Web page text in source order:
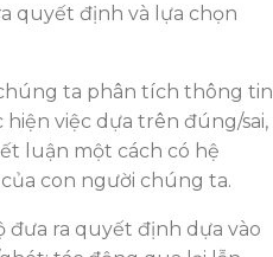
quyết định và lựa chọn
ta phân tích thông tin
việc dựa trên đúng/sai,
luận một cách có hệ
con người chúng ta.
đưa ra quyết định dựa vào